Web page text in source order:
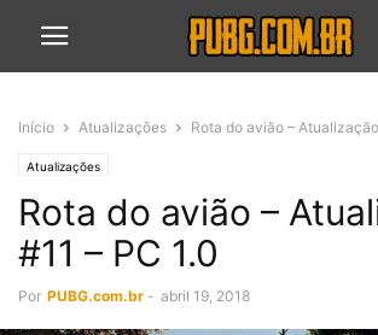
Início Atualizações Rota do avião –
Atualizações
Rota do avião –
#11 – PC 1.0
Por PUBG.com.br - abril 19, 2018